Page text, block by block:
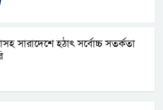
সারাদেশে হঠাৎ সর্বোচ্চ সতর্কতা